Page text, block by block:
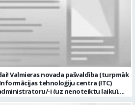
Valmieras novada pašvaldība (turpmāk
tehnoloģiju centra (ITC)
i (uz nenoteiktu laiku).
apvienību teritorijās Ja Tev ir